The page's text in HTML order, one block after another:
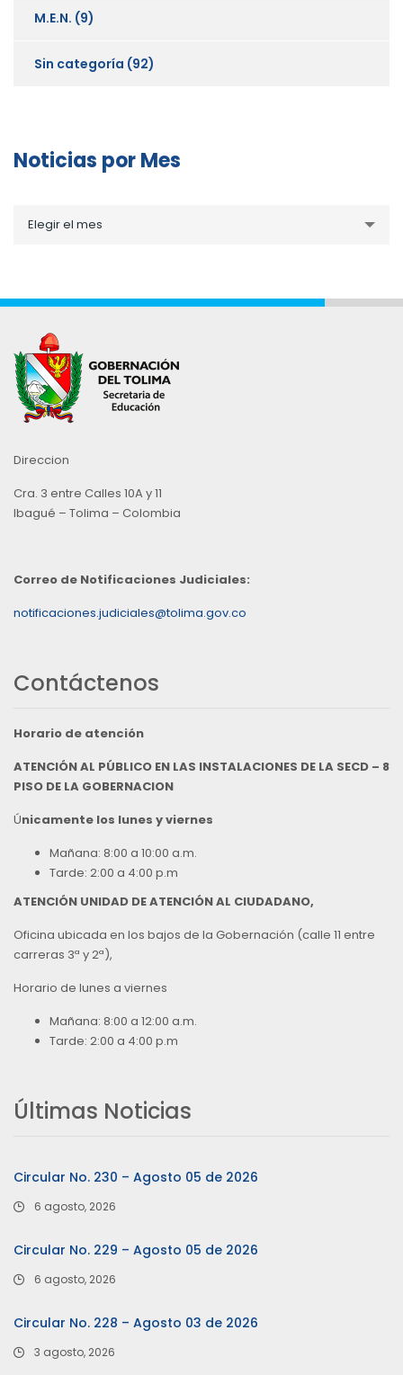
M.E.N. (9)
Sin categoría (92)
Noticias por Mes
porElegir el mes
Direccion
Cra. 3 entre Calles 10A y 11
Ibagué – Tolima – Colombia
Correo de Notificaciones Judiciales:
notificaciones.judiciales@tolima.gov.co
Contáctenos
Horario de atención
ATENCIÓN AL PÚBLICO EN LAS INSTALACIONES DE LA SECD – 8
PISO DE LA GOBERNACION
Únicamente los lunes y viernes
Mañana: 8:00 a 10:00 a.m.
Tarde: 2:00 a 4:00 p.m
ATENCIÓN UNIDAD DE ATENCIÓN AL CIUDADANO,
Oficina ubicada en los bajos de la Gobernación (calle 11 entre
carreras 3ª y 2ª),
Horario de lunes a viernes
Mañana: 8:00 a 12:00 a.m.
Tarde: 2:00 a 4:00 p.m
Últimas Noticias
Circular No. 230 – Agosto 05 de 2026
6 agosto, 2026
Circular No. 229 – Agosto 05 de 2026
6 agosto, 2026
Circular No. 228 – Agosto 03 de 2026
3 agosto, 2026